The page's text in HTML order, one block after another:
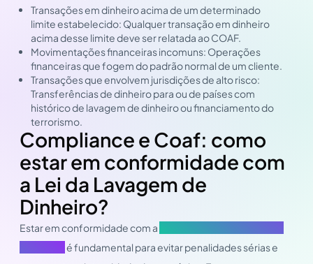
Transações em dinheiro acima de um determinado
limite estabelecido: Qualquer transação em dinheiro
acima desse limite deve ser relatada ao COAF.
Movimentações financeiras incomuns: Operações
financeiras que fogem do padrão normal de um cliente.
Transações que envolvem jurisdições de alto risco:
Transferências de dinheiro para ou de países com
histórico de lavagem de dinheiro ou financiamento do
terrorismo.
Compliance e Coaf: como
estar em conformidade com
a Lei da Lavagem de
Dinheiro?
Estar em conformidade com a
é fundamental para evitar penalidades sérias e